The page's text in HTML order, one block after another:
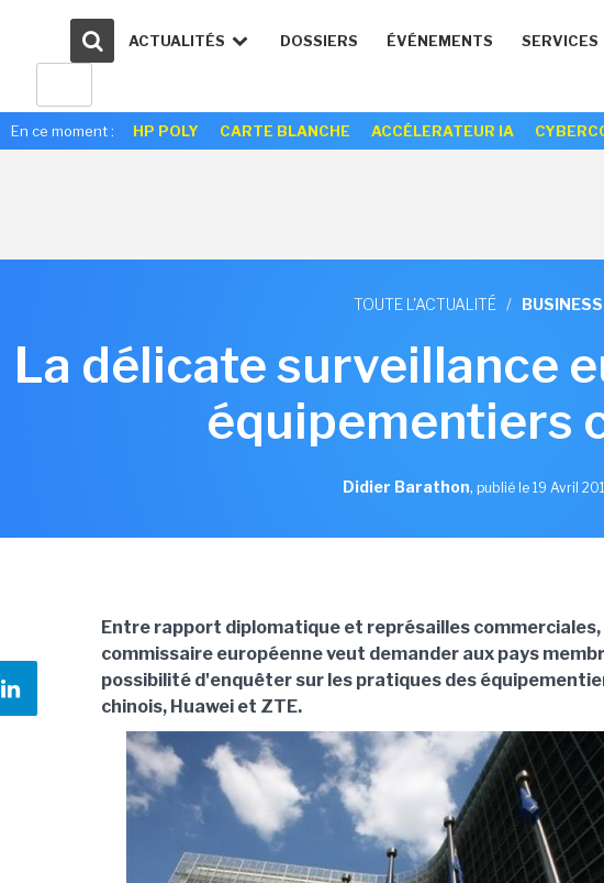
ACTUALITÉS DOSSIERS ÉVÉNEMENTS SERVICES
En ce moment : HP POLY CARTE BLANCHE ACCÉLERATEUR IA
TOUTE L'ACTUALITÉ / BUSINESS
La délicate surveillance
équipementiers
Didier Barathon, publié le 19 Avril
Entre rapport diplomatique et représailles commerciales,
commissaire européenne veut demander aux pays
possibilité d'enquêter sur les pratiques des
chinois, Huawei et ZTE.